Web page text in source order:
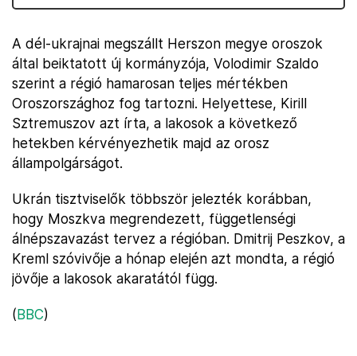
A dél-ukrajnai megszállt Herszon megye oroszok
által beiktatott új kormányzója, Volodimir Szaldo
szerint a régió hamarosan teljes mértékben
Oroszországhoz fog tartozni. Helyettese, Kirill
Sztremuszov azt írta, a lakosok a következő
hetekben kérvényezhetik majd az orosz
állampolgárságot.
Ukrán tisztviselők többször jelezték korábban,
hogy Moszkva megrendezett, függetlenségi
álnépszavazást tervez a régióban. Dmitrij Peszkov, a
Kreml szóvivője a hónap elején azt mondta, a régió
jövője a lakosok akaratától függ.
(BBC)